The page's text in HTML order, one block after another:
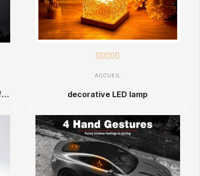
Set of 2 Super Bright Solar Lamps for Outdoors
    
ACCUEIL
decorative LED lamp